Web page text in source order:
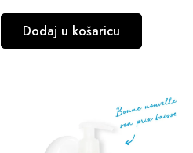
Dodaj u košaricu